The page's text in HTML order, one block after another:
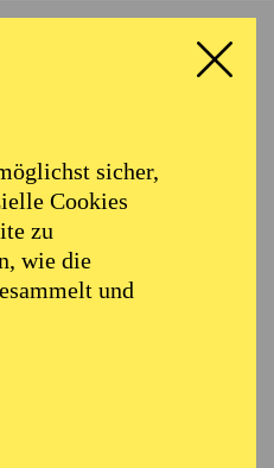
sicher,
Cookies
zu
wie die
und